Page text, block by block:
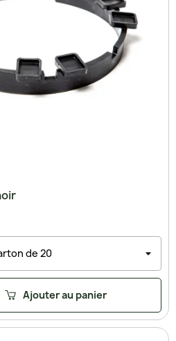
Ajouter au panier